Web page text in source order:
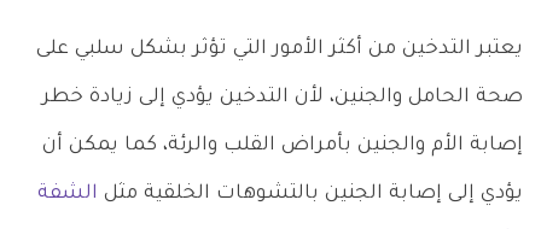
يعتبر التدخين من أكثر الأمور التي تؤثر بشكل سلبي على
صحة الحامل والجنين، لأن التدخين يؤدي إلى زيادة خطر
إصابة الأم والجنين بأمراض القلب والرئة، كما يمكن أن
يؤدي إلى إصابة الجنين بالتشوهات الخلقية مثل الشفة